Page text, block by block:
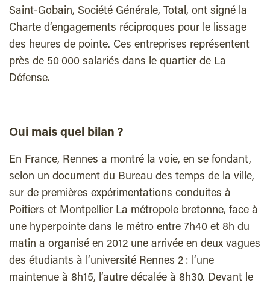
Saint-Gobain, Société Générale, Total, ont signé la
Charte d’engagements réciproques pour le lissage
des heures de pointe. Ces entreprises représentent
près de 50 000 salariés dans le quartier de La
Défense.
Oui mais quel bilan ?
En France, Rennes a montré la voie, en se fondant,
selon un document du Bureau des temps de la ville,
sur de premières expérimentations conduites à
Poitiers et Montpellier La métropole bretonne, face à
une hyperpointe dans le métro entre 7h40 et 8h du
matin a organisé en 2012 une arrivée en deux vagues
des étudiants à l’université Rennes 2 : l’une
maintenue à 8h15, l’autre décalée à 8h30. Devant le